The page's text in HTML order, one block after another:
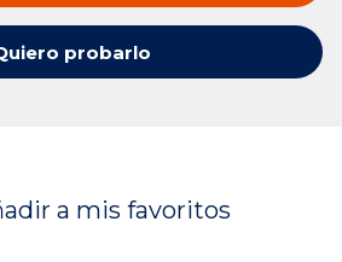
probarlo
a mis favoritos